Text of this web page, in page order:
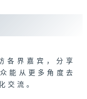
各界嘉宾，分享
能从更多角度去
交流。